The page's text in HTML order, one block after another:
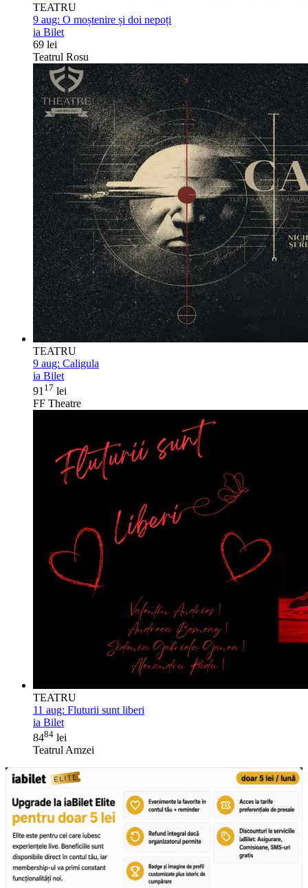
TEATRU
9 aug: O moștenire și doi nepoți
ia Bilet
69 lei
Teatrul Rosu
TEATRU
9 aug: Caligula
ia Bilet
91 17 lei
FF Theatre
TEATRU
11 aug: Fluturii sunt liberi
ia Bilet
8484 lei
Teatrul Amzei